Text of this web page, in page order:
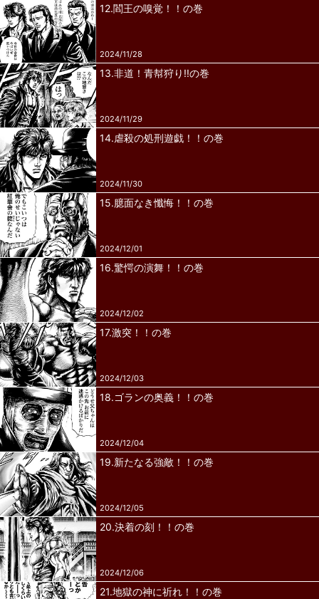
12.閻王の嗅覚！！の巻
2024/11/28
13.非道！青幇狩り!!の巻
2024/11/29
14.虐殺の処刑遊戯！！の巻
2024/11/30
15.臆面なき懺悔！！の巻
2024/12/01
16.驚愕の演舞！！の巻
2024/12/02
17.激突！！の巻
2024/12/03
18.ゴランの奥義！！の巻
2024/12/04
19.新たなる強敵！！の巻
2024/12/05
20.決着の刻！！の巻
2024/12/06
21.地獄の神に祈れ！！の巻